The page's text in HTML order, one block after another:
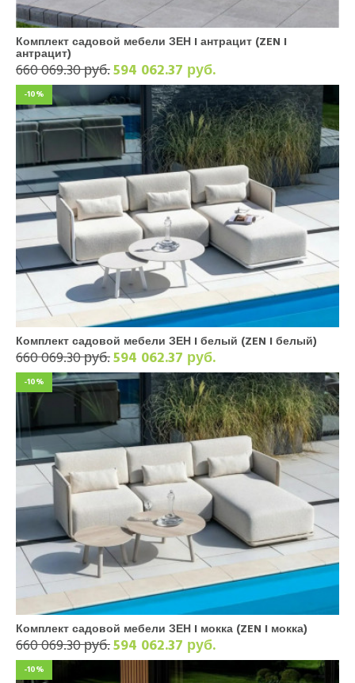
Комплект садовой мебели ЗЕН I антрацит (ZEN I
антрацит)
660 069.30 руб.594 062.37 руб.
-10%
Комплект садовой мебели ЗЕН I белый (ZEN I белый)
660 069.30 руб.594 062.37 руб.
-10%
Комплект садовой мебели ЗЕН I мокка (ZEN I мокка)
660 069.30 руб.594 062.37 руб.
-10%